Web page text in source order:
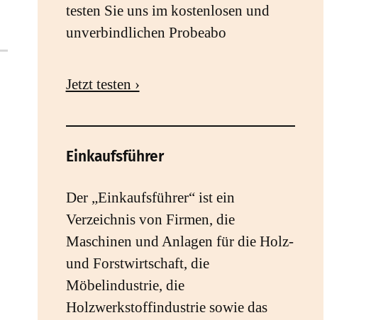
testen Sie uns im kostenlosen und
unverbindlichen Probeabo
Jetzt testen ›
Einkaufsführer
Der „Einkaufsführer“ ist ein
Verzeichnis von Firmen, die
Maschinen und Anlagen für die Holz-
und Forstwirtschaft, die
Möbelindustrie, die
Holzwerkstoffindustrie sowie das